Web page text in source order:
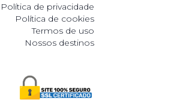
Política de privacidade
Política de cookies
Termos de uso
Nossos destinos